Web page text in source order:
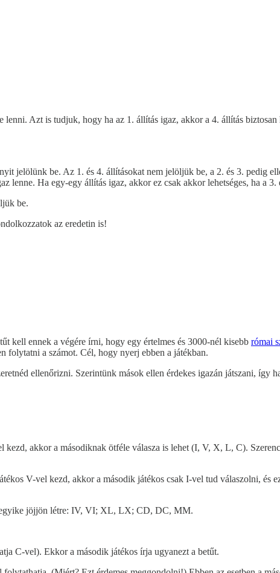
Azt is tudjuk, hogy ha az 1. állítás igaz, akkor a 4. állítás biztosan
jelölünk be. Az 1. és 4. állításokat nem jelöljük be, a 2. és 3. pedig
lenne. Ha egy-egy állítás igaz, akkor ez csak akkor lehetséges, ha a
be.
az eredetin is!
kell ennek a végére írni, hogy egy értelmes és 3000-nél kisebb római
a számot. Cél, hogy nyerj ebben a játékban.
ellenőrizni. Szerintünk mások ellen érdekes igazán játszani, így
akkor a másodiknak ötféle válasza is lehet (I, V, X, L, C).
V-vel kezd, akkor a második játékos csak I-vel tud válaszolni, és
egyike jöjjön létre: IV, VI; XL, LX; CD, DC, MM.
C-vel). Ekkor a második játékos írja ugyanezt a betűt.